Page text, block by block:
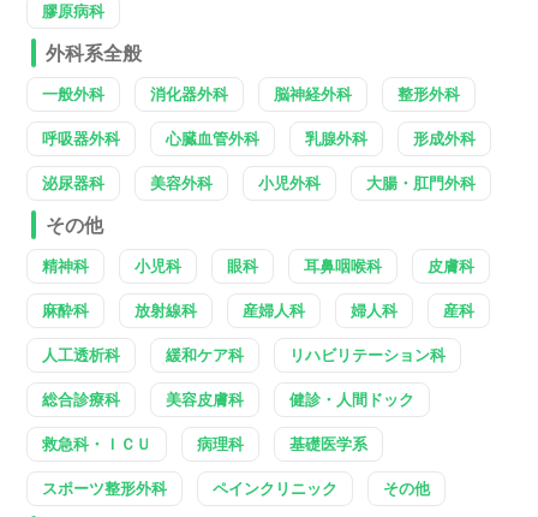
膠原病科
外科系全般
一般外科 消化器外科 脳神経外科 整形外科
呼吸器外科 心臓血管外科 乳腺外科 形成外科
泌尿器科 美容外科 小児外科 大腸・肛門外科
その他
精神科 小児科 眼科 耳鼻咽喉科 皮膚科
麻酔科 放射線科 産婦人科 婦人科 産科
人工透析科 緩和ケア科 リハビリテーション科
総合診療科 美容皮膚科 健診・人間ドック
救急科・ＩＣＵ 病理科 基礎医学系
スポーツ整形外科 ペインクリニック その他